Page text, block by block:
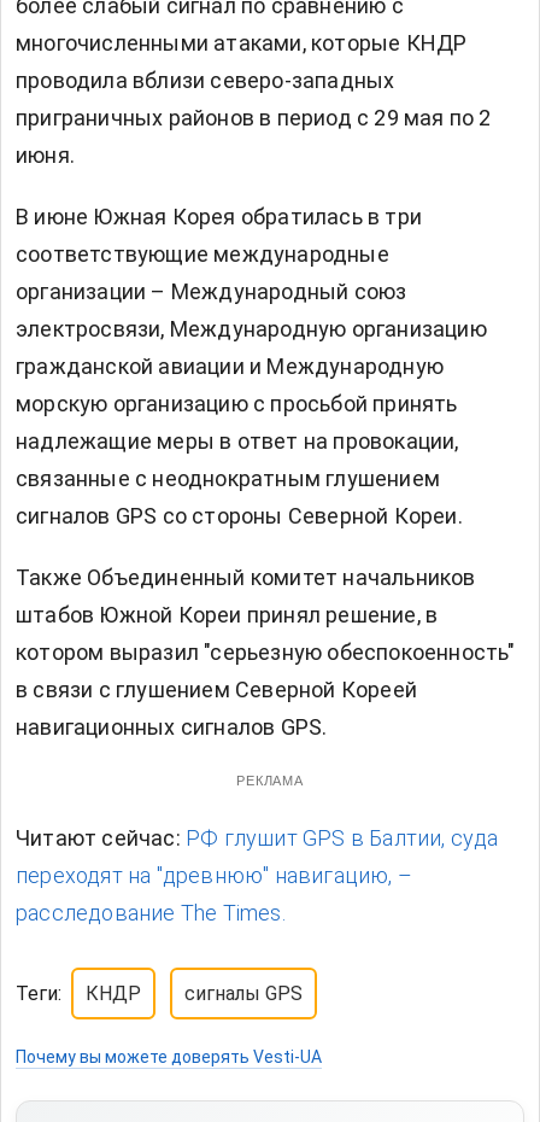
многочисленными атаками, которые КНДР
проводила вблизи северо-западных
приграничных районов в период с 29 мая по 2
июня.
В июне Южная Корея обратилась в три
соответствующие международные
организации – Международный союз
электросвязи, Международную организацию
гражданской авиации и Международную
морскую организацию с просьбой принять
надлежащие меры в ответ на провокации,
связанные с неоднократным глушением
сигналов GPS со стороны Северной Кореи.
Также Объединенный комитет начальников
штабов Южной Кореи принял решение, в
котором выразил "серьезную обеспокоенность"
в связи с глушением Северной Кореей
навигационных сигналов GPS.
РЕКЛАМА
Читают сейчас: РФ глушит GPS в Балтии, суда
переходят на "древнюю" навигацию, –
расследование The Times.
Теги: КНДР сигналы GPS
Почему вы можете доверять Vesti-UA